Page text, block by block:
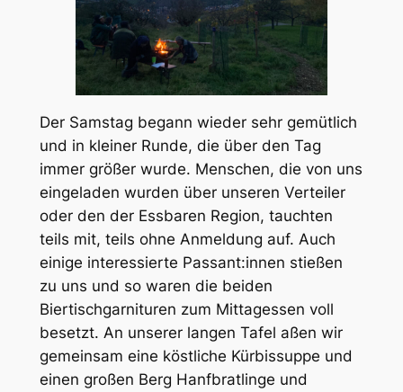
Der Samstag begann wieder sehr gemütlich
und in kleiner Runde, die über den Tag
immer größer wurde. Menschen, die von uns
eingeladen wurden über unseren Verteiler
oder den der Essbaren Region, tauchten
teils mit, teils ohne Anmeldung auf. Auch
einige interessierte Passant:innen stießen
zu uns und so waren die beiden
Biertischgarnituren zum Mittagessen voll
besetzt. An unserer langen Tafel aßen wir
gemeinsam eine köstliche Kürbissuppe und
einen großen Berg Hanfbratlinge und